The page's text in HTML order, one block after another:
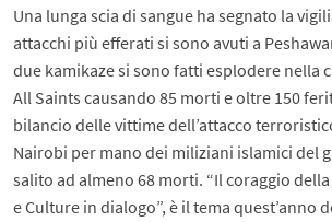
Una lunga scia di sangue ha segnato la
attacchi più efferati si sono avuti a
due kamikaze si sono fatti esplodere nella
All Saints causando 85 morti e oltre 150
bilancio delle vittime dell’attacco
Nairobi per mano dei miliziani islamici del
salito ad almeno 68 morti. “Il coraggio
e Culture in dialogo”, è il tema quest’anno